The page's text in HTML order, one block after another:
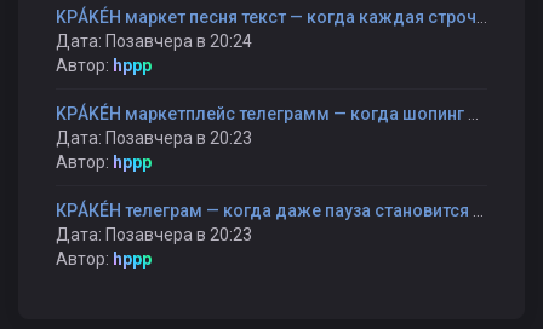
Дата: Позавчера в 20:24
Автор: hppp
Дата: Позавчера в 20:23
Автор: hppp
Дата: Позавчера в 20:23
Автор: hppp